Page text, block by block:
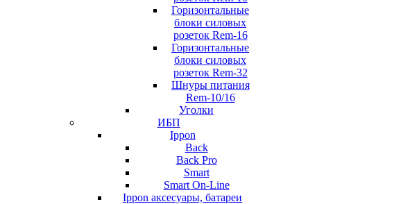
Горизонтальные
блоки силовых
розеток Rem-16
Горизонтальные
блоки силовых
розеток Rem-32
Шнуры питания
Rem-10/16
Уголки
ИБП
Ippon
Back
Back Pro
Smart
Smart On-Line
Ippon аксесуары, батареи